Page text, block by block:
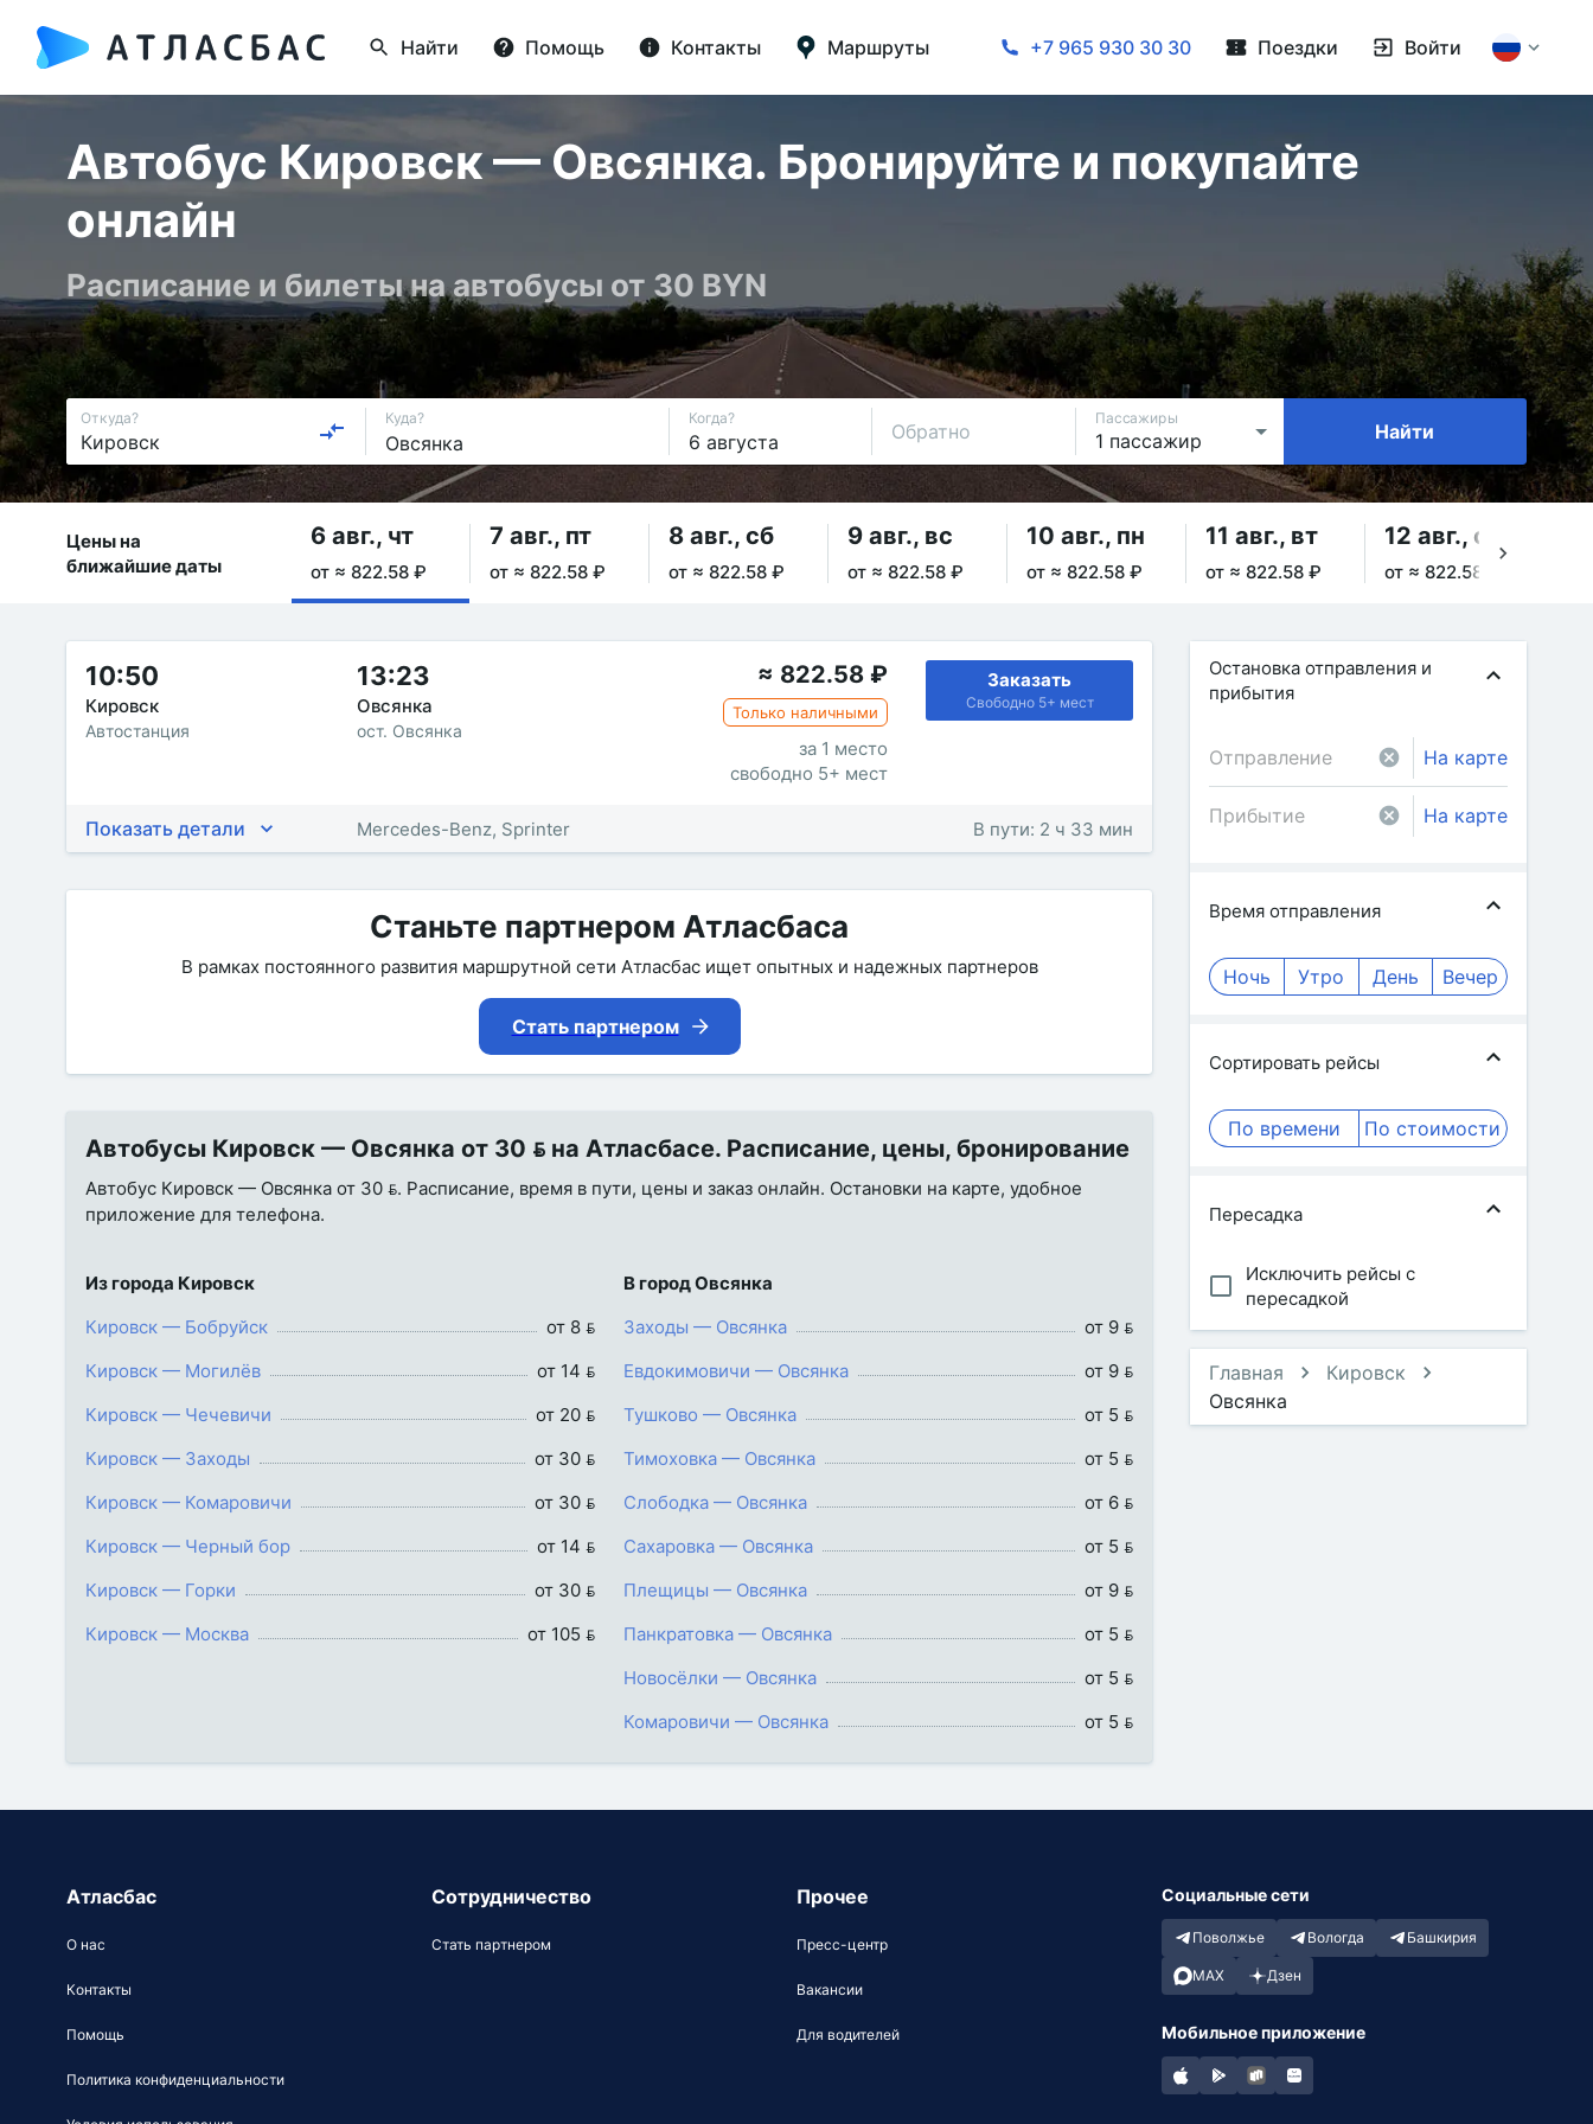
Найти Помощь Контакты Маршруты +7 965 930 30 30 Поездки Войти
Автобус Кировск — Овсянка. Бронируйте и покупайте
онлайн
Расписание и билеты на автобусы от 30 BYN
Откуда? Куда? Когда?
Обратно
Пассажиры
Найти
Цены на
ближайшие даты
6 авг., чт
от ≈ 822.58 ₽
7 авг., пт
от ≈ 822.58 ₽
8 авг., сб
от ≈ 822.58 ₽
9 авг., вс
от ≈ 822.58 ₽
10 авг., пн
от ≈ 822.58 ₽
11 авг., вт
от ≈ 822.58 ₽
12 авг., ср
от ≈ 822.58 ₽
10:50
Кировск
Автостанция
13:23
Овсянка
ост. Овсянка
≈ 822.58 ₽
Только наличными
за 1 место
свободно 5+ мест
Заказать
Свободно 5+ мест
Показать детали Mercedes-Benz, Sprinter В пути: 2 ч 33 мин
Станьте партнером Атласбаса
В рамках постоянного развития маршрутной сети Атласбас ищет опытных и надежных партнеров
Стать партнером
Автобусы Кировск — Овсянка от 30  на Атласбасе. Расписание, цены, бронирование
Автобус Кировск — Овсянка от 30 . Расписание, время в пути, цены и заказ онлайн. Остановки на карте, удобное
приложение для телефона.
Из города Кировск
Кировск — Бобруйск
от 8 
Кировск — Могилёв
от 14 
Кировск — Чечевичи
от 20 
Кировск — Заходы
от 30 
Кировск — Комаровичи
от 30 
Кировск — Черный бор
от 14 
Кировск — Горки
от 30 
Кировск — Москва
от 105 
В город Овсянка
Заходы — Овсянка
от 9 
Евдокимовичи — Овсянка
от 9 
Тушково — Овсянка
от 5 
Тимоховка — Овсянка
от 5 
Слободка — Овсянка
от 6 
Сахаровка — Овсянка
от 5 
Плещицы — Овсянка
от 9 
Панкратовка — Овсянка
от 5 
Новосёлки — Овсянка
от 5 
Комаровичи — Овсянка
от 5 
Остановка отправления и
прибытия
На карте
На карте
Время отправления
Ночь Утро День Вечер
Сортировать рейсы
По времени По стоимости
Пересадка
Исключить рейсы с
пересадкой
Главная
Кировск
Овсянка
Атласбас
О нас
Контакты
Помощь
Политика конфиденциальности
Сотрудничество
Стать партнером
Прочее
Пресс-центр
Вакансии
Для водителей
Социальные сети
Поволжье Вологда Башкирия
MAX Дзен
Мобильное приложение